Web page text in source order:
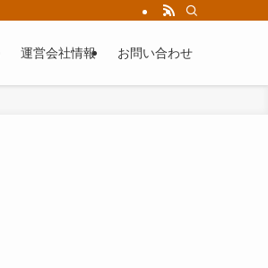
運営会社情報 お問い合わせ